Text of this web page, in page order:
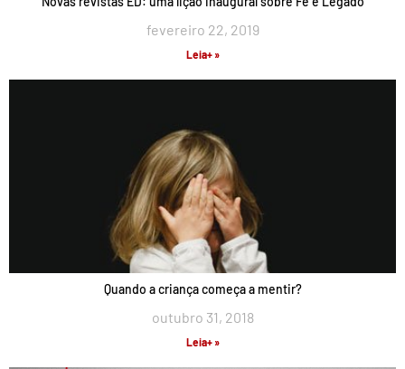
fevereiro 22, 2019
Leia+ »
Quando a criança começa a mentir?
outubro 31, 2018
Leia+ »